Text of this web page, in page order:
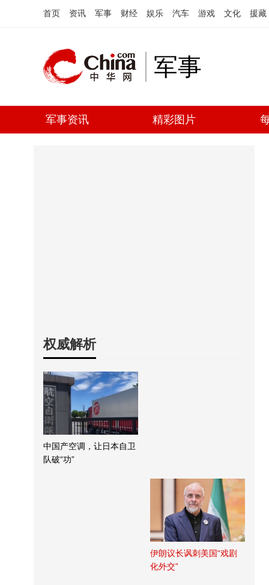
首页 资讯 军事 财经 娱乐 汽车 游戏 文化 援藏
军事
军事资讯 精彩图片
权威解析
中国产空调，让日本自卫
队破“功”
伊朗议长讽刺美国“戏剧
化外交”